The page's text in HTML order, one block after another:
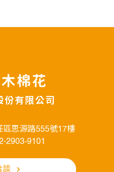
份有限公司
區思源路555號17樓
2903-9101
談